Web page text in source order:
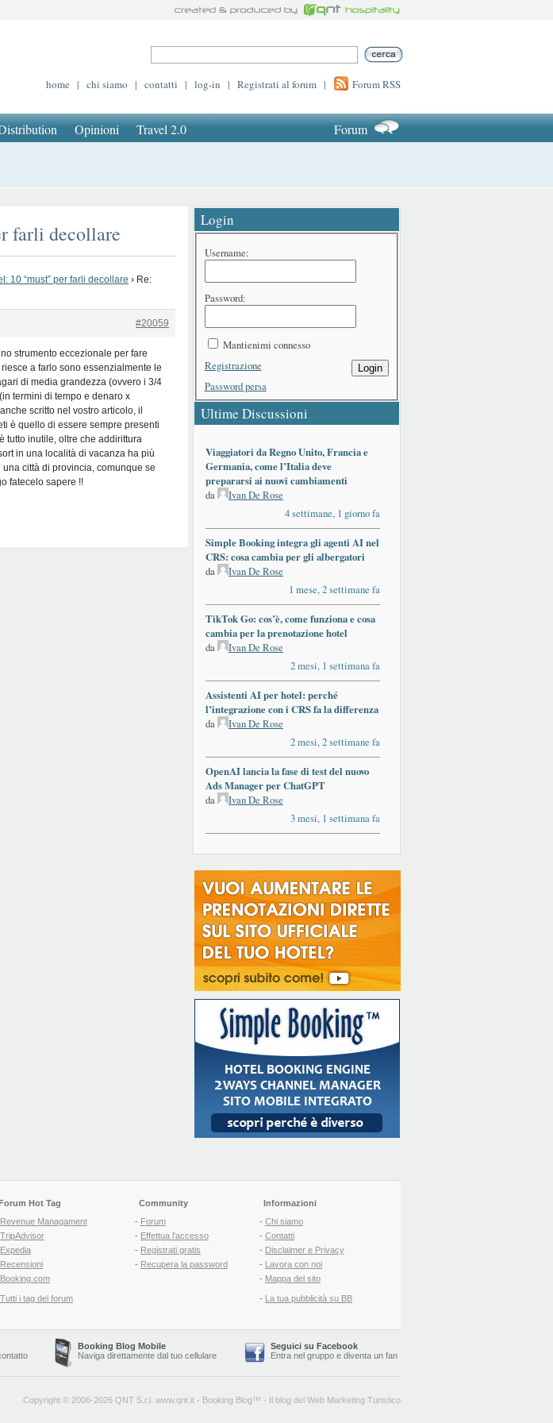
home | chi siamo | contatti | log-in | Registrati al forum | Forum RSS
Opinioni Travel 2.0 Forum
farli decollare
10 “must” per farli decollare › Re:
#20059
strumento eccezionale per fare
a farlo sono essenzialmente le
di media grandezza (ovvero i 3/4
termini di tempo e denaro x
scritto nel vostro articolo, il
è quello di essere sempre presenti
tutto inutile, oltre che addirittura
in una località di vacanza ha più
città di provincia, comunque se
fatecelo sapere !!
Login
Username:
Password:
Mantienimi connesso
Login
Registrazione
Password persa
Ultime Discussioni
Viaggiatori da Regno Unito, Francia e
Germania, come l’Italia deve
prepararsi ai nuovi cambiamenti
da
Ivan De Rose
4 settimane, 1 giorno fa
Simple Booking integra gli agenti AI nel
CRS: cosa cambia per gli albergatori
da
Ivan De Rose
1 mese, 2 settimane fa
TikTok Go: cos’è, come funziona e cosa
cambia per la prenotazione hotel
da
Ivan De Rose
2 mesi, 1 settimana fa
Assistenti AI per hotel: perché
l’integrazione con i CRS fa la differenza
da
Ivan De Rose
2 mesi, 2 settimane fa
OpenAI lancia la fase di test del nuovo
Ads Manager per ChatGPT
da
Ivan De Rose
3 mesi, 1 settimana fa
Forum Hot Tag
Revenue Managament
TripAdvisor
Expedia
Recensioni
Booking.com
Tutti i tag del forum
Community
- Forum
- Effettua l'accesso
- Registrati gratis
- Recupera la password
Informazioni
- Chi siamo
- Contatti
- Disclaimer e Privacy
- Lavora con noi
- Mappa del sito
- La tua pubblicità su BB
Booking Blog Mobile
Naviga direttamente dal tuo cellulare
Seguici su Facebook
Entra nel gruppo e diventa un fan
Copyright © 2006-2026 QNT S.r.l. www.qnt.it - Booking Blog™ - Il blog del Web Marketing Turistico